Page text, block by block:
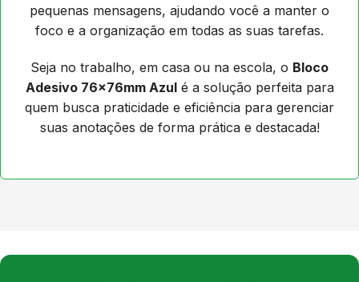
pequenas mensagens, ajudando você a manter o
foco e a organização em todas as suas tarefas.
Seja no trabalho, em casa ou na escola, o Bloco
Adesivo 76x76mm Azulé a solução perfeita para
quem busca praticidade e eficiência para gerenciar
suas anotações de forma prática e destacada!